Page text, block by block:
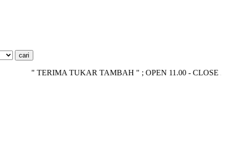
" TERIMA TUKAR TAMBAH " ; OPEN 11.00 - CLOSE 20.00 ;